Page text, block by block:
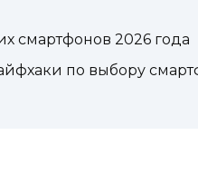
смартфонов 2026 года
по выбору